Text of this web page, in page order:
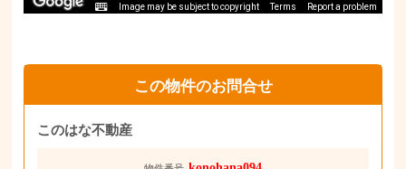
Image may be subject to copyright Terms Report a problem
この物件のお問合せ
このはな不動産